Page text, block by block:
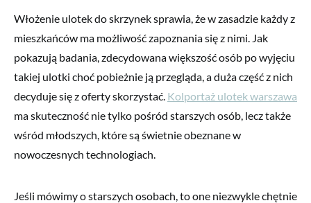
Włożenie ulotek do skrzynek sprawia, że w zasadzie każdy z
mieszkańców ma możliwość zapoznania się z nimi. Jak
pokazują badania, zdecydowana większość osób po wyjęciu
takiej ulotki choć pobieżnie ją przegląda, a duża część z nich
decyduje się z oferty skorzystać. Kolportaż ulotek warszawa
ma skuteczność nie tylko pośród starszych osób, lecz także
wśród młodszych, które są świetnie obeznane w
nowoczesnych technologiach.
Jeśli mówimy o starszych osobach, to one niezwykle chętnie